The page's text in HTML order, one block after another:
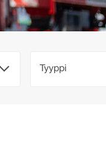
Tyyppi